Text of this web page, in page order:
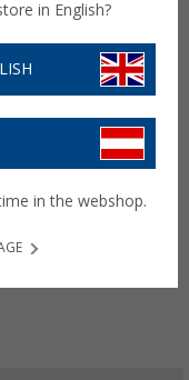
in English?
in the webshop.